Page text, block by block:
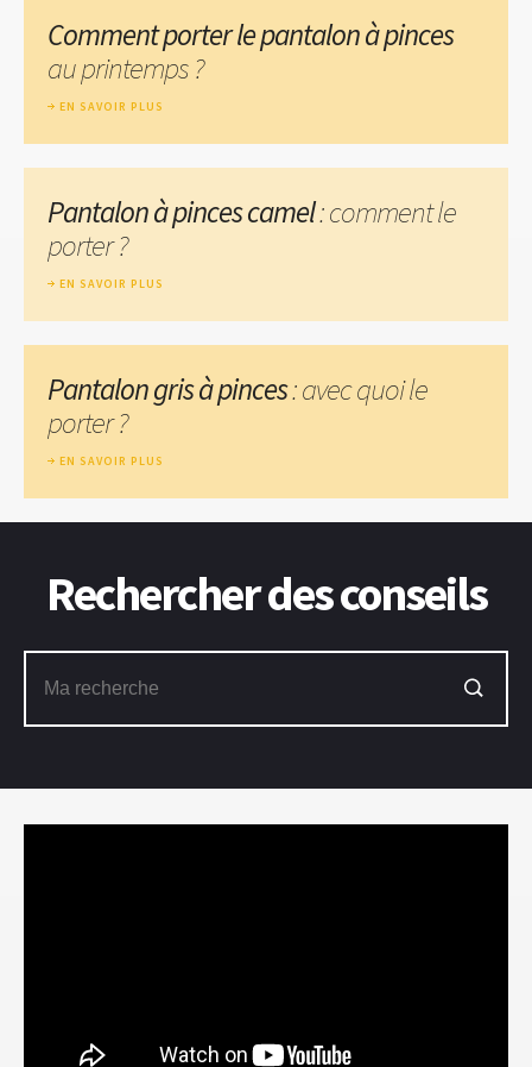
Comment porter le pantalon à pinces
au printemps ?
EN SAVOIR PLUS
Pantalon à pinces camel: comment le
porter ?
EN SAVOIR PLUS
Pantalon gris à pinces: avec quoi le
porter ?
EN SAVOIR PLUS
Rechercher des conseils